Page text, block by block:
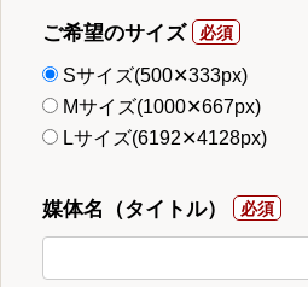
ご希望のサイズ
Sサイズ(500✕333px)
Mサイズ(1000✕667px)
Lサイズ(6192✕4128px)
媒体名（タイトル）